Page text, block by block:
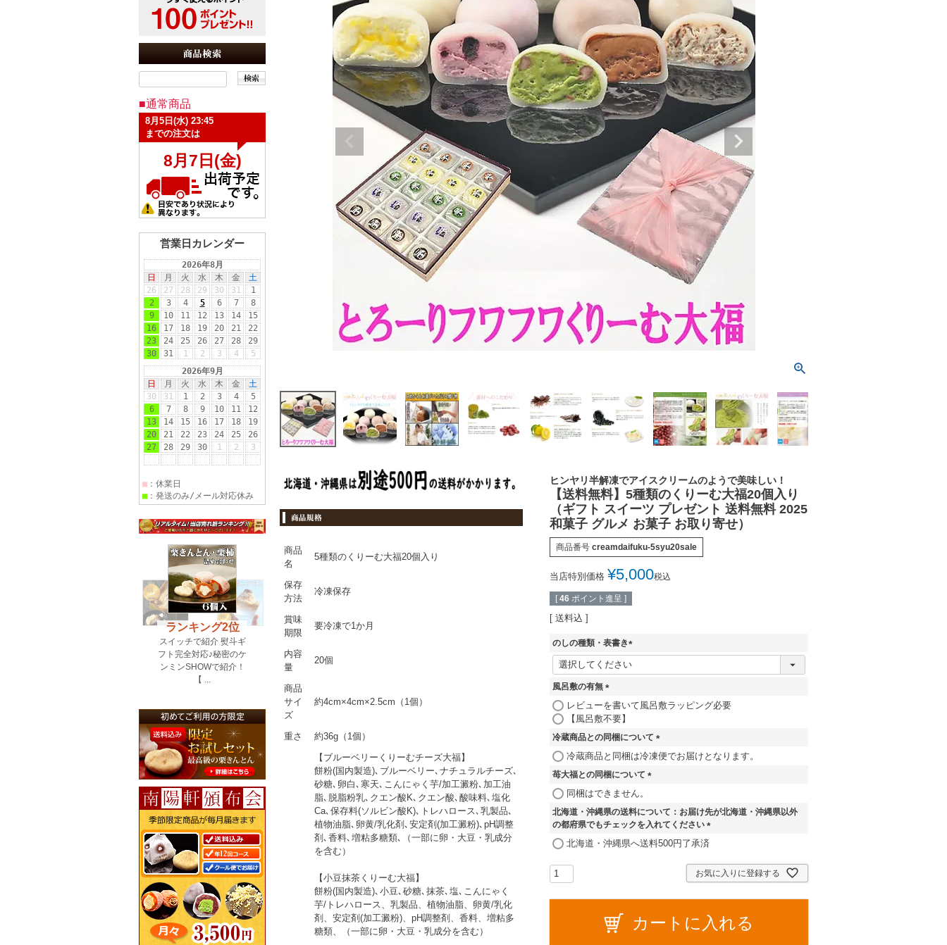
■通常商品
営業日カレンダー
商品
名
5種類のくりーむ大福20個入り
保存
方法
冷凍保存
賞味
期限
要冷凍で1か月
内容
量
20個
商品
サイ
ズ
約4cm×4cm×2.5cm（1個）
重さ 約36g（1個）
【ブルーベリーくりーむチーズ大福】
餅粉(国内製造)､ブルーベリー､ナチュラルチーズ､
砂糖､卵白､寒天､こんにゃく芋/加工澱粉､加工油
脂､脱脂粉乳､クエン酸K､クエン酸､酸味料､塩化
Ca､保存料(ソルビン酸K)､トレハロース､乳製品､
植物油脂､卵黄/乳化剤､安定剤(加工澱粉)､pH調整
剤､香料､増粘多糖類､（一部に卵・大豆・乳成分
を含む）
【小豆抹茶くりーむ大福】
餅粉(国内製造)､小豆､砂糖､抹茶､塩､こんにゃく
芋/トレハロース、乳製品、植物油脂、卵黄/乳化
剤、安定剤(加工澱粉)、pH調整剤、香料、増粘多
糖類、（一部に卵・大豆・乳成分を含む）
ヒンヤリ半解凍でアイスクリームのようで美味しい！
【送料無料】5種類のくりーむ大福20個入り
（ギフト スイーツ プレゼント 送料無料 2025
和菓子 グルメ お菓子 お取り寄せ）
商品番号 creamdaifuku-5syu20sale
当店特別価格 ¥5,000税込
[ 46 ポイント進呈 ]
送料込
のしの種類・表書き
(
風呂敷の有無
(
必
)
レビューを書いて風呂敷ラッピング必要
【風呂敷不要】
冷蔵商品との同梱について
(
冷蔵商品と同梱は冷凍便でお届けとなります。
苺大福との同梱について
須
)
同梱はできません。
北海道・沖縄県の送料について：お届け先が北海道・沖縄県以外
の都府県でもチェックを入れてください
(
須
)
北海道・沖縄県へ送料500円了承済
お気に入りに登録する
カートに入れる